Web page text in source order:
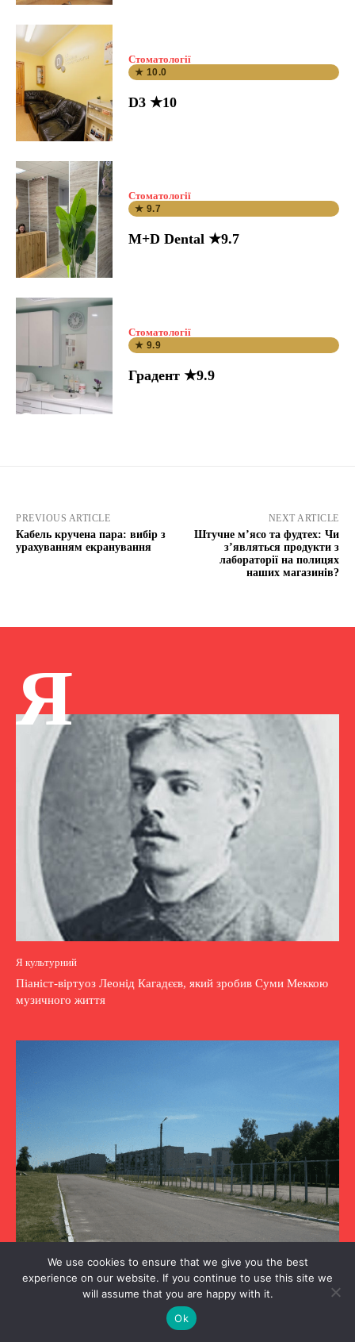
Стоматології
★ 10.0
D3 ★10
Стоматології
★ 9.7
M+D Dental ★9.7
Стоматології
★ 9.9
Градент ★9.9
PREVIOUS ARTICLE
Кабель кручена пара: вибір з
урахуванням екранування
NEXT ARTICLE
Штучне м’ясо та фудтех: Чи
з’являться продукти з
лабораторії на полицях
наших магазинів?
Я
Я культурний
Піаніст-віртуоз Леонід Кагадєєв, який зробив Суми Меккою
музичного життя
Я культурний
Історія Свеси, створена людьми
We use cookies to ensure that we give you the best
experience on our website. If you continue to use this site we
will assume that you are happy with it.
Ok